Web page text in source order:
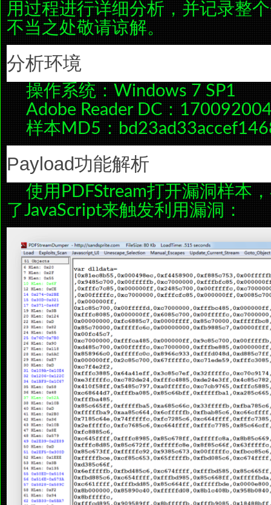
用过程进行详细分析，并记录整
不当之处敬请谅解。
分析环境
操作系统：Windows 7 SP1
Adobe Reader DC：
样本MD5：
Payload功能解析
使用PDFStream打开漏洞样本
了JavaScript来触发利用漏洞：